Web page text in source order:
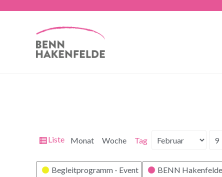
Ansicht
Liste Monat Woche Tag
Monat
Tag
Jahr
Kategorien
Begleitprogramm - Event BENN